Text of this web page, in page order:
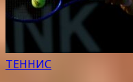
ТЕННИС